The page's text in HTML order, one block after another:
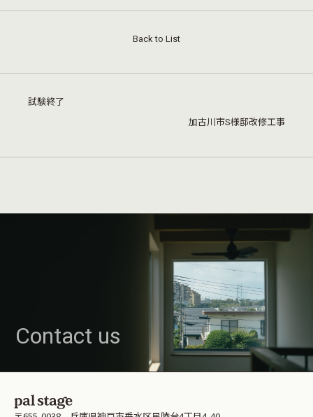
Back to List
試験終了
加古川市S様邸改修工事
Contact us